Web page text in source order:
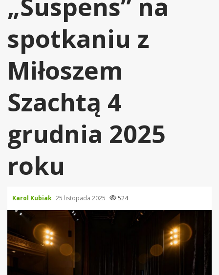
„Suspens” na
spotkaniu z
Miłoszem
Szachtą 4
grudnia 2025
roku
Karol Kubiak 25 listopada 2025 524